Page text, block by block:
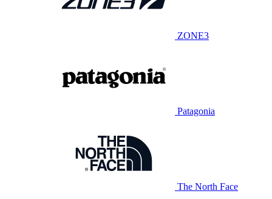
ZONE3
Patagonia
The North Face